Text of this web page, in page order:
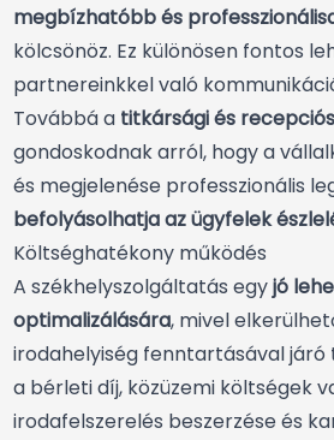
megbízhatóbb és
kölcsönöz. Ez különösen fontos
partnereinkkel való
Továbbá a titkársági és
gondoskodnak arról, hogy a
és megjelenése professzionális
befolyásolhatja az ügyfelek
Költséghatékony működés
A székhelyszolgáltatás egyjó
optimalizálására, mivel
irodahelyiség fenntartásával
a bérleti díj, közüzemi költségek
irodafelszerelés beszerzése és